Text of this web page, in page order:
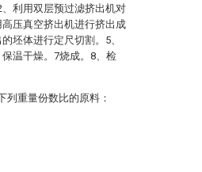
利用双层预过滤挤出机对
压真空挤出机进行挤出成
坯体进行定尺切割。5、
温干燥。7烧成。8、检
列重量份数比的原料：